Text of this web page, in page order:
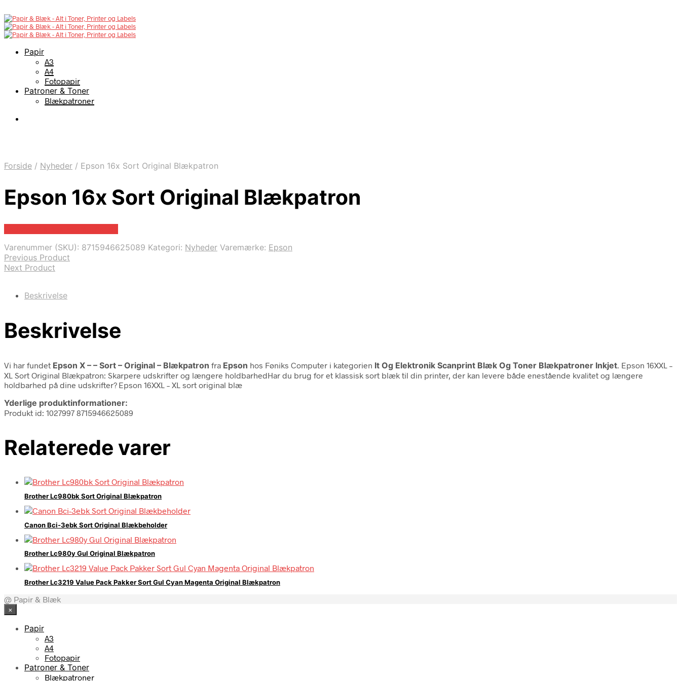
Papir
A3
A4
Fotopapir
Patroner & Toner
Blækpatroner
Forside / Nyheder / Epson 16x Sort Original Blækpatron
Epson 16x Sort Original Blækpatron
Varenummer (SKU): 8715946625089 Kategori: Nyheder Varemærke: Epson
Previous Product
Next Product
Beskrivelse
Beskrivelse
Vi har fundet Epson X – – Sort – Original – Blækpatron fra Epson hos Føniks Computer i kategorien It Og Elektronik Scanprint Blæk Og Toner Blækpatroner Inkjet . Epson 16XXL –
XL Sort Original Blækpatron: Skarpere udskrifter og længere holdbarhedHar du brug for et klassisk sort blæk til din printer, der kan levere både enestående kvalitet og længere
holdbarhed på dine udskrifter? Epson 16XXL – XL sort original blæ
Yderlige produktinformationer:
Produkt id: 1027997 8715946625089
Relaterede varer
Brother Lc980bk Sort Original Blækpatron
Canon Bci-3ebk Sort Original Blækbeholder
Brother Lc980y Gul Original Blækpatron
Brother Lc3219 Value Pack Pakker Sort Gul Cyan Magenta Original Blækpatron
@ Papir & Blæk
×
Papir
A3
A4
Fotopapir
Patroner & Toner
Blækpatroner